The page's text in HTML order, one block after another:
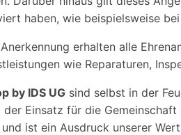
haben, wie beispielsweise
erhalten alle
wie Reparaturen,
by IDS UG sind selbst in der
Einsatz für die
ist ein Ausdruck unserer